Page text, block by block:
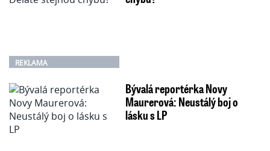
REKLAMA
Bývalá reportérka Novy
Maurerová: Neustálý boj o
lásku s LP